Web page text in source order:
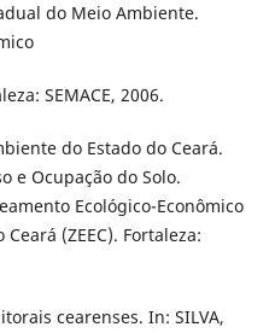
do Meio Ambiente.
SEMACE, 2006.
do Estado do Ceará.
e Ocupação do Solo.
Ecológico-Econômico
(ZEEC). Fortaleza:
cearenses. In: SILVA,